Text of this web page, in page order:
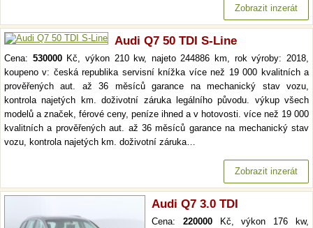
Zobrazit inzerát
Audi Q7 50 TDI S-Line
Cena: 530000Kč, výkon 210 kw, najeto 244886 km, rok výroby: 2018,
koupeno v: česká republika servisní knížka více než 19 000 kvalitních a
prověřených aut. až 36 měsíců garance na mechanický stav vozu,
kontrola najetých km. doživotní záruka legálního původu. výkup všech
modelů a značek, férové ceny, peníze ihned a v hotovosti. více než 19 000
kvalitních a prověřených aut. až 36 měsíců garance na mechanický stav
vozu, kontrola najetých km. doživotní záruka…
Zobrazit inzerát
Audi Q7 3.0 TDI
Cena: 220000Kč, výkon 176 kw,